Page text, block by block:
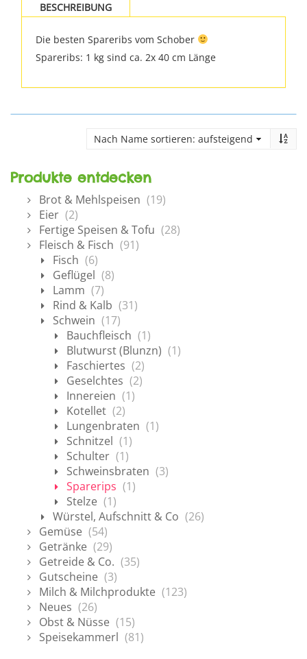
BESCHREIBUNG
Die besten Spareribs vom Schober
Spareribs: 1 kg sind ca. 2x 40 cm Länge
Produkte entdecken
Brot & Mehlspeisen (19)
Eier (2)
Fertige Speisen & Tofu (28)
Fleisch & Fisch (91)
Fisch (6)
Geflügel (8)
Lamm (7)
Rind & Kalb (31)
Schwein (17)
Bauchfleisch (1)
Blutwurst (Blunzn) (1)
Faschiertes (2)
Geselchtes (2)
Innereien (1)
Kotellet (2)
Lungenbraten (1)
Schnitzel (1)
Schulter (1)
Schweinsbraten (3)
Sparerips (1)
Stelze (1)
Würstel, Aufschnitt & Co (26)
Gemüse (54)
Getränke (29)
Getreide & Co. (35)
Gutscheine (3)
Milch & Milchprodukte (123)
Neues (26)
Obst & Nüsse (15)
Speisekammerl (81)